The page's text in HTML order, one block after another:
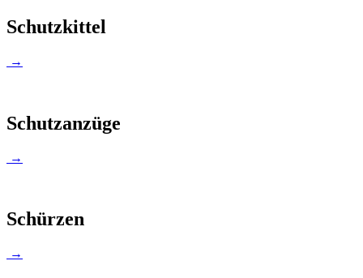
Schutzkittel
→
Schutzanzüge
→
Schürzen
→